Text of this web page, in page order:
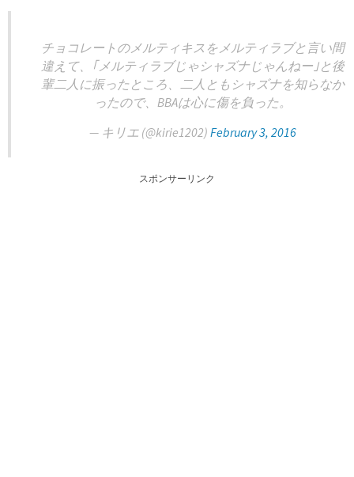
チョコレートのメルティキスをメルティラブと言い間
違えて、｢メルティラブじゃシャズナじゃんねー｣と後
輩二人に振ったところ、二人ともシャズナを知らなか
ったので、BBAは心に傷を負った。
— キリエ (@kirie1202) February 3, 2016
スポンサーリンク